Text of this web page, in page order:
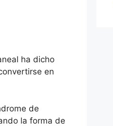
ha dicho
en
de
la forma de